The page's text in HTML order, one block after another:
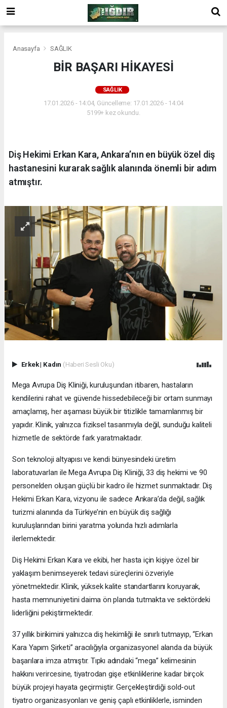
Anasayfa SAĞLIK
BİR BAŞARI HİKAYESİ
SAĞLIK
17.01.2026 - 14:04, Güncelleme: 17.01.2026 - 14:04
5199+ kez okundu.
Diş Hekimi Erkan Kara, Ankara’nın en büyük özel diş
hastanesini kurarak sağlık alanında önemli bir adım
atmıştır.
Erkek| Kadın (Haberi Sesli Oku)
Mega Avrupa Diş Kliniği, kuruluşundan itibaren, hastaların
kendilerini rahat ve güvende hissedebileceği bir ortam sunmayı
amaçlamış, her aşaması büyük bir titizlikle tamamlanmış bir
yapıdır. Klinik, yalnızca fiziksel tasarımıyla değil, sunduğu kaliteli
hizmetle de sektörde fark yaratmaktadır.
Son teknoloji altyapısı ve kendi bünyesindeki üretim
laboratuvarları ile Mega Avrupa Diş Kliniği, 33 diş hekimi ve 90
personelden oluşan güçlü bir kadro ile hizmet sunmaktadır. Diş
Hekimi Erkan Kara, vizyonu ile sadece Ankara’da değil, sağlık
turizmi alanında da Türkiye’nin en büyük diş sağlığı
kuruluşlarından birini yaratma yolunda hızlı adımlarla
ilerlemektedir.
Diş Hekimi Erkan Kara ve ekibi, her hasta için kişiye özel bir
yaklaşım benimseyerek tedavi süreçlerini özveriyle
yönetmektedir. Klinik, yüksek kalite standartlarını koruyarak,
hasta memnuniyetini daima ön planda tutmakta ve sektördeki
liderliğini pekiştirmektedir.
37 yıllık birikimini yalnızca diş hekimliği ile sınırlı tutmayıp, “Erkan
Kara Yapım Şirketi” aracılığıyla organizasyonel alanda da büyük
başarılara imza atmıştır. Tıpkı adındaki “mega” kelimesinin
hakkını verircesine, tiyatrodan gişe etkinliklerine kadar birçok
büyük projeyi hayata geçirmiştir. Gerçekleştirdiği sold-out
tiyatro organizasyonları ve geniş çaplı etkinliklerle, isminden